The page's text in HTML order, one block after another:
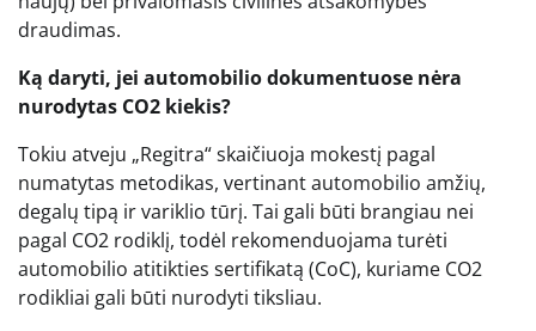
draudimas.
Ką daryti, jei automobilio dokumentuose nėra
nurodytas CO2 kiekis?
Tokiu atveju „Regitra“ skaičiuoja mokestį pagal
numatytas metodikas, vertinant automobilio amžių,
degalų tipą ir variklio tūrį. Tai gali būti brangiau nei
pagal CO2 rodiklį, todėl rekomenduojama turėti
automobilio atitikties sertifikatą (CoC), kuriame CO2
rodikliai gali būti nurodyti tiksliau.